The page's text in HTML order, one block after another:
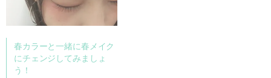
春カラーと一緒に春メイク
にチェンジしてみましょ
う！